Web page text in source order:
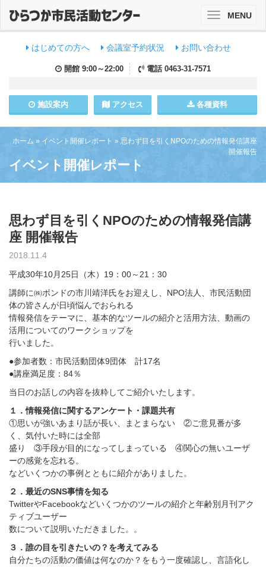
はじめての方へ 会議室予約状況 お問い合わせ
開館 9:00～22:00 電話 0463-31-7571
施設案内 アクセス 各種資料
ToggleMENU
ホーム » イベント開催レポート » 思わず目を引くNPOのための情報発信講座
開催報告
イベント開催レポート
思わず目を引くNPOのための情報発信講
座 開催報告
2018.11.4
平成30年10月25日（木）19：00～21：30
講師に㈱ボンドの市川靖洋氏をお迎えし、NPO法人、市民活動団
体の皆さんが日頃悩んでおられる
情報発信をテーマに、基本的なツールの紹介と活用方法、動画の
活用についてのワークショップを
行いました。
●参加者数：市民活動団体9団体 計17名
●講座満足度：84％
当日のお話しの内容を抜粋してご紹介いたします。
１．情報発信に関するアンケート・課題共有
①思いが強いあまり話が長い、まとまらない ②ご意見番が多
く、気付いた時には全部
盛り ③手段が目的になってしまっている ④関心の無いユーザ
ーの感覚を忘れる。
などいくつかの事例とともに紹介がありました。
２．最近のSNS事情を知る
TwitterやFacebookなどいくつかのツールの紹介と年齢別月刊アク
ティブユーザー
数について説明いただきました。。
３．誰の目を引きたいの？を考えてみる
自分たちの活動の価値は何なのか？をもう一度確認し、言語化し